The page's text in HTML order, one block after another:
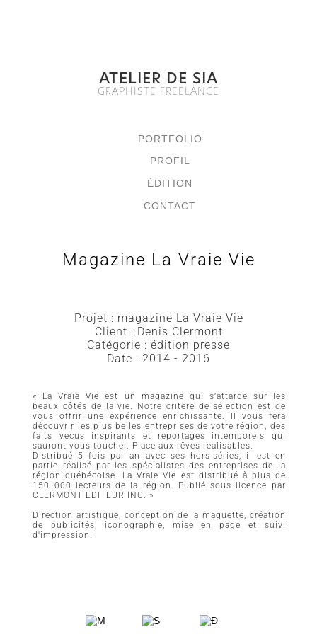
ATELIER DE SIA
GRAPHISTE FREELANCE
Magazine La Vraie Vie
Projet : magazine La Vraie Vie
Client : Denis Clermont
Catégorie : édition presse
Date : 2014 - 2016
« La Vraie Vie est un magazine qui s’attarde sur les
beaux côtés de la vie. Notre critère de sélection est de
vous offrir une expérience enrichissante. Il vous fera
découvrir les plus belles entreprises de votre région, des
faits vécus inspirants et reportages intemporels qui
sauront vous toucher. Place aux rêves réalisables.
Distribué 5 fois par an avec ses hors-séries, il est en
partie réalisé par les spécialistes des entreprises de la
région québécoise. La Vraie Vie est distribué à plus de
150 000 lecteurs de la région. Publié sous licence par
CLERMONT EDITEUR INC. »
Direction artistique, conception de la maquette, création
de publicités, iconographie, mise en page et suivi
d'impression.
PORTFOLIO
PROFIL
ÉDITION
CONTACT